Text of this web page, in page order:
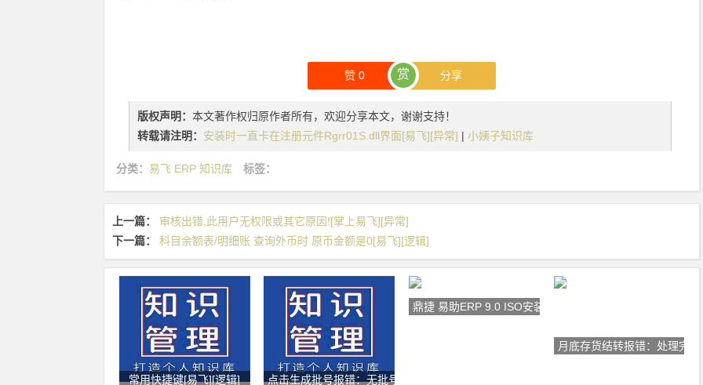
赞 0 赏 分享
版权声明：本文著作权归原作者所有，欢迎分享本文，谢谢支持！
转载请注明： 安装时一直卡在注册元件Rgrr01S.dll界面[易飞][异常] | 小姨子知识库
分类： 易飞 ERP 知识库 标签：
上一篇：
审核出错,此用户无权限或其它原因![掌上易飞][异常]
下一篇：
科目余额表/明细账 查询外币时 原币金额是0[易飞][逻辑]
常用快捷键[易飞][逻辑] 点击生成批号报错：无批号产生，
鼎捷 易助ERP 9.0 ISO安装
月底存货结转报错：处理完毕